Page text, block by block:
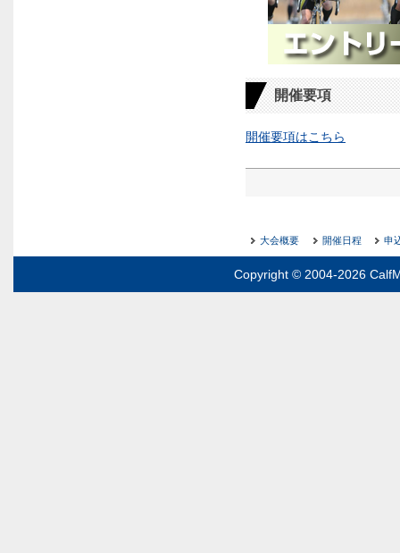
開催要項
開催要項はこちら
大会概要 開催日程 申
Copyright © 2004-2026